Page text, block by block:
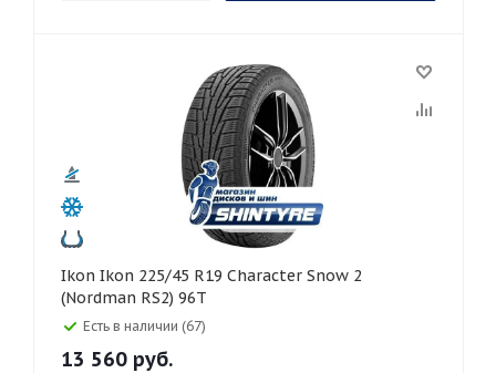
Ikon Ikon 225/45 R19 Character Snow 2
(Nordman RS2) 96T
Есть в наличии (67)
13 560 руб.